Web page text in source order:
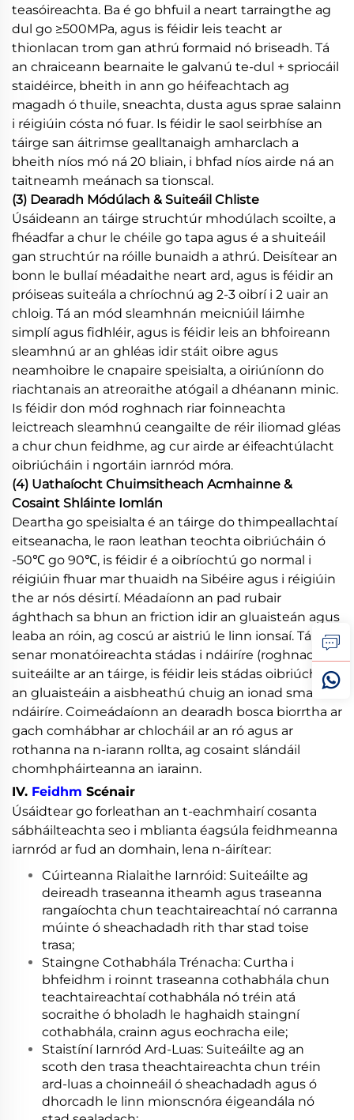
teasóireachta. Ba é go bhfuil a neart tarraingthe ag
dul go ≥500MPa, agus is féidir leis teacht ar
thionlacan trom gan athrú formaid nó briseadh. Tá
an chraiceann bearnaite le galvanú te-dul + spriocáil
staidéirce, bheith in ann go héifeachtach ag
magadh ó thuile, sneachta, dusta agus sprae salainn
i réigiúin cósta nó fuar. Is féidir le saol seirbhíse an
táirge san áitrimse gealltanaigh amharclach a
bheith níos mó ná 20 bliain, i bhfad níos airde ná an
taitneamh meánach sa tionscal.
(3) Dearadh Módúlach & Suiteáil Chliste
Úsáideann an táirge struchtúr mhodúlach scoilte, a
fhéadfar a chur le chéile go tapa agus é a shuiteáil
gan struchtúr na róille bunaidh a athrú. Deisítear an
bonn le bullaí méadaithe neart ard, agus is féidir an
próiseas suiteála a chríochnú ag 2-3 oibrí i 2 uair an
chloig. Tá an mód sleamhnán meicniúil láimhe
simplí agus fidhléir, agus is féidir leis an bhfoireann
sleamhnú ar an ghléas idir stáit oibre agus
neamhoibre le cnapaire speisialta, a oiriúníonn do
riachtanais an atreoraithe atógail a dhéanann minic.
Is féidir don mód roghnach riar foinneachta
leictreach sleamhnú ceangailte de réir iliomad gléas
a chur chun feidhme, ag cur airde ar éifeachtúlacht
oibriúcháin i ngortáin iarnród móra.
(4) Uathaíocht Chuimsitheach Acmhainne &
Cosaint Shláinte Iomlán
Deartha go speisialta é an táirge do thimpeallachtaí
eitseanacha, le raon leathan teochta oibriúcháin ó
-50℃ go 90℃, is féidir é a oibríochtú go normal i
réigiúin fhuar mar thuaidh na Sibéire agus i réigiúin
the ar nós désirtí. Méadaíonn an pad rubair
ághthach sa bhun an friction idir an gluaisteán agus
leaba an róin, ag coscú ar aistriú le linn ionsaí. Tá
senar monatóireachta stádas i ndáiríre (roghnach)
suiteáilte ar an táirge, is féidir leis stádas oibriúcháin
an gluaisteáin a aisbheathú chuig an ionad smacht i
ndáiríre. Coimeádaíonn an dearadh bosca biorrtha ar
gach comhábhar ar chlocháil ar an ró agus ar
rothanna na n-iarann rollta, ag cosaint slándáil
chomhpháirteanna an iarainn.
IV. Feidhm Scénair
Úsáidtear go forleathan an t-eachmhairí cosanta
sábháilteachta seo i mblianta éagsúla feidhmeanna
iarnród ar fud an domhain, lena n-áirítear:
Cúirteanna Rialaithe Iarnróid: Suiteáilte ag
deireadh traseanna itheamh agus traseanna
rangaíochta chun teachtaireachtaí nó carranna
múinte ó sheachadadh rith thar stad toise
trasa;
Staingne Cothabhála Trénacha: Curtha i
bhfeidhm i roinnt traseanna cothabhála chun
teachtaireachtaí cothabhála nó tréin atá
socraithe ó bholadh le haghaidh staingní
cothabhála, crainn agus eochracha eile;
Staistíní Iarnród Ard-Luas: Suiteáilte ag an
scoth den trasa theachtaireachta chun tréin
ard-luas a choinneáil ó sheachadadh agus ó
dhorcadh le linn mionscnóra éigeandála nó